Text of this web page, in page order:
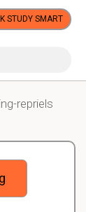
STUDY SMART
repriels